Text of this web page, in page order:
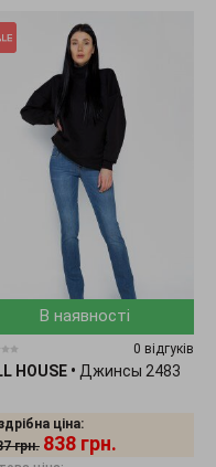
В наявності
0 відгуків
HOUSE • Джинсы 2483
ціна:
грн. 838 грн.